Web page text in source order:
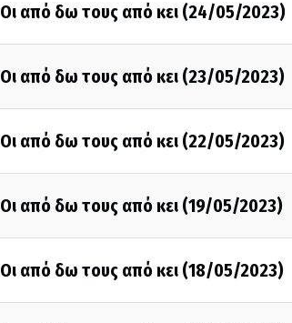
Οι από δω τους από κει (24/05/2023)
Οι από δω τους από κει (23/05/2023)
Οι από δω τους από κει (22/05/2023)
Οι από δω τους από κει (19/05/2023)
Οι από δω τους από κει (18/05/2023)